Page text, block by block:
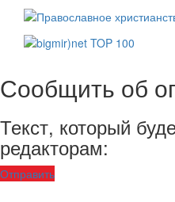
Сообщить об
Текст, который
редакторам:
Отправить